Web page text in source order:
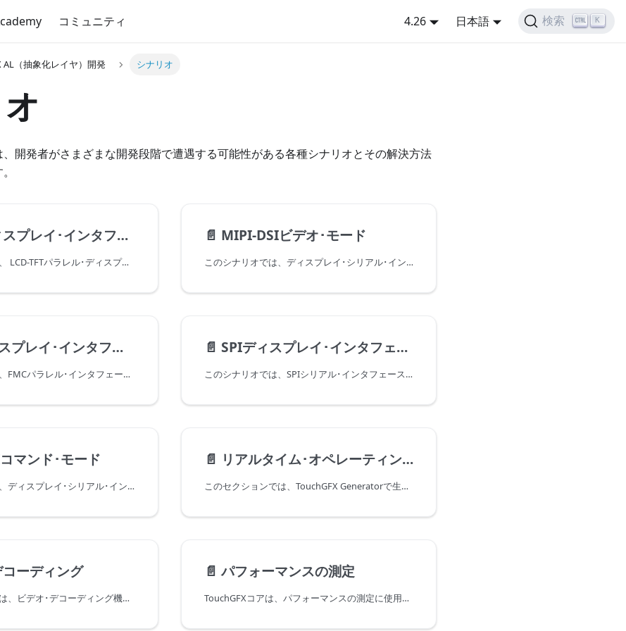
コミュニティ 4.26 日本語 検索 K
AL（抽象化レイヤ）開発 シナリオ
開発者がさまざまな開発段階で遭遇する可能性がある各種シナリオとその解決方法
レイ･インタフェース
このシナリオでは、 LCD-TFTパラレル･ディスプレイ･インタフェースを使用する場合に、STM32 LTDCディスプレイ･コントローラとTouchGFX Generatorを設定する方法について説明します。
📄️ MIPI-DSIビデオ･モード
このシナリオでは、ディスプレイ･シリアル･インタフェース（DSI）を搭載したディスプレイを使用する場合に、ビデオ･モードのSTM32 DSIHOSTとTouchGFX Generatorを設定する方法について説明します。
レイ･インタフェース
このシナリオでは、FMCパラレル･インタフェースとGRAMを搭載したディスプレイを使用する場合に、 STM32 FMC（フレキシブル･メモリ･コントローラ）とTouchGFX Generatorを設定する方法について説明します。
📄️ SPIディスプレイ･インタフェース
このシナリオでは、SPIシリアル･インタフェースとGRAMを搭載したディスプレイを使用する場合に、SPIとTouchGFX Generatorを設定する方法について説明します。
マンド･モード
このシナリオでは、ディスプレイ･シリアル･インタフェース（DSI）とGRAMを搭載したディスプレイを使用する場合に、コマンド･モードのMIPI DSIインタフェースとTouchGFX Generatorを設定する方法について説明します。 この記事で使用する例は、16ビットRGB565のフレームバッファ･フォーマットに対応するもので、STM32CubeMXの設定で実行されます。
📄️ リアルタイム･オペレーティング･システム
このセクションでは、TouchGFX Generatorで生成されたコードとともに動作して、TouchGFX OSALが機能するように、STM32CubeMXでさまざまなリアルタイム･オペレーティング･システムを設定する方法について説明します。
ーディング
このセクションでは、ビデオ･デコーディング機能を備えたTouchGFX HALを生成するためのTouchGFX Generatorの設定方法について説明します。
📄️ パフォーマンスの測定
TouchGFXコアは、パフォーマンスの測定に使用できるいくつかの信号を公開しています。 ユーザは、これらの信号が内部でトリガされると、アプリケーションを使用して個々のGPIOをトリガし、「描画時間」とその他の有用な信号を視覚化できます。 この記事では、STM32CubeMXでGPIOを設定する方法と公開された各信号の機能について説明します。